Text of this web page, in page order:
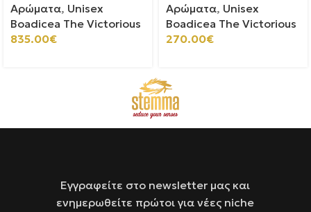
Αρώματα, Unisex
Boadicea The Victorious
835.00€
Αρώματα, Unisex
Boadicea The Victorious
270.00€
Εγγραφείτε στο newsletter μας και
ενημερωθείτε πρώτοι για νέες niche